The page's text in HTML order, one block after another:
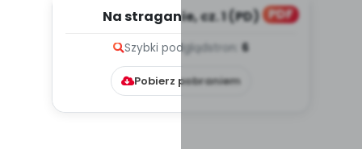
PDF
Na straganie, cz. 1 (PD)
Szybki podglądstron: 6
Pobierz pobraniem